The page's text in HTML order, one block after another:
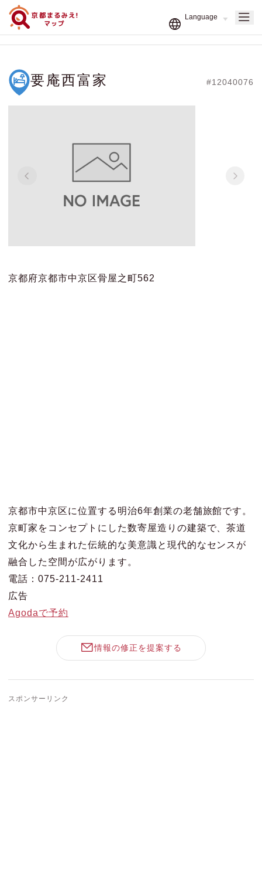
要庵西富家 #12040076
京都府京都市中京区骨屋之町562
京都市中京区に位置する明治6年創業の老舗旅館です。
京町家をコンセプトにした数寄屋造りの建築で、茶道
文化から生まれた伝統的な美意識と現代的なセンスが
融合した空間が広がります。
電話：075-211-2411
広告
Agodaで予約
情報の修正を提案する
スポンサーリンク